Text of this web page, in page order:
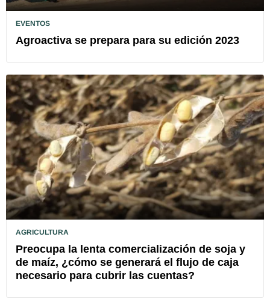
EVENTOS
Agroactiva se prepara para su edición 2023
AGRICULTURA
Preocupa la lenta comercialización de soja y
de maíz, ¿cómo se generará el flujo de caja
necesario para cubrir las cuentas?